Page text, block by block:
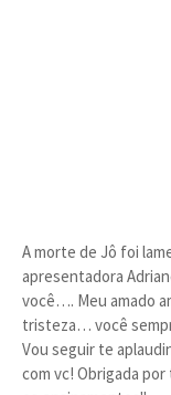
A morte de Jô foi
apresentadora
você…. Meu amado
tristeza… você
Vou seguir te
com vc! Obrigada